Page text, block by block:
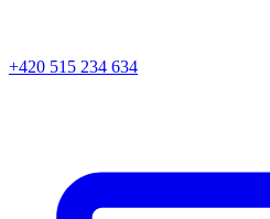
+420 515 234 634